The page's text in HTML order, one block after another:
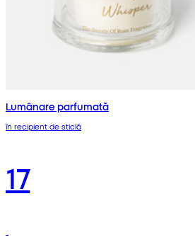
Lumânare parfumată
în recipient de sticlă
17